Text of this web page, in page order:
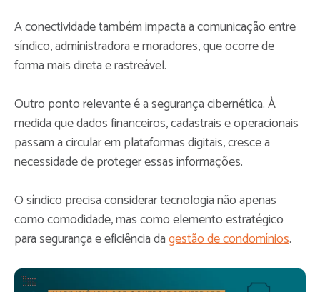
A conectividade também impacta a comunicação entre
síndico, administradora e moradores, que ocorre de
forma mais direta e rastreável.
Outro ponto relevante é a segurança cibernética. À
medida que dados financeiros, cadastrais e operacionais
passam a circular em plataformas digitais, cresce a
necessidade de proteger essas informações.
O síndico precisa considerar tecnologia não apenas
como comodidade, mas como elemento estratégico
para segurança e eficiência dagestão de condomínios.